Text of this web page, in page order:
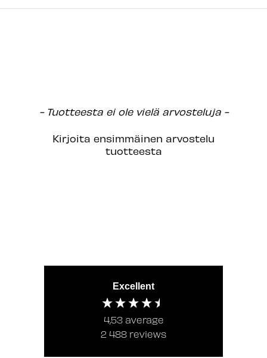
- Tuotteesta ei ole vielä arvosteluja -
Kirjoita ensimmäinen arvostelu
tuotteesta
New content loaded
Excellent
4,53 average
2 488 reviews